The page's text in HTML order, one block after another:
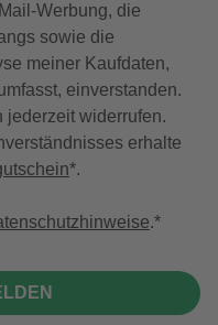
Werbung, die
sowie die
meiner Kaufdaten,
einverstanden.
jederzeit widerrufen.
erhalte
*.
.